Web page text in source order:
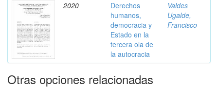
2020
Derechos
humanos,
democracia y
Estado en la
tercera ola de
la autocracia
Valdes
Ugalde,
Francisco
Otras opciones relacionadas